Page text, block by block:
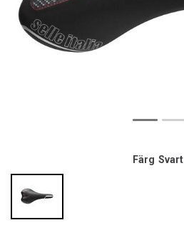
Färg Svart